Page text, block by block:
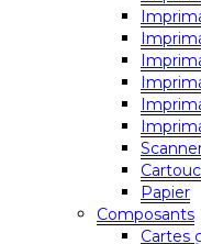
Papier
Composants
Cartes